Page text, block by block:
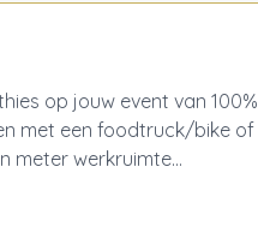
op jouw event van 100%
met een foodtruck/bike of
meter werkruimte...